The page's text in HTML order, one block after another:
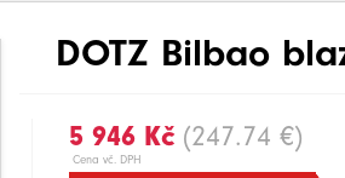
DOTZ Bilbao
5 946 Kč (247.74 €)
Cena vč. DPH